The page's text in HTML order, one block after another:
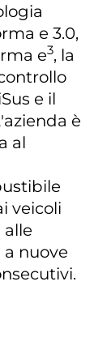
e 3.0,
e3, la
e il
è
al
veicoli
nuove